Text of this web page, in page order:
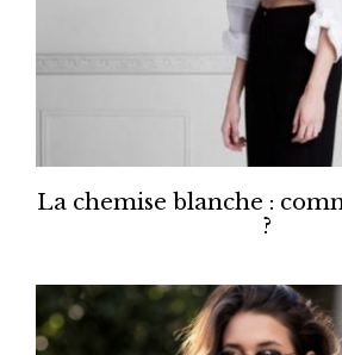
La chemise blanche :
?